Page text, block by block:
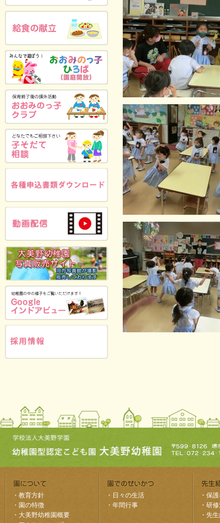
・ 教育方針
・ 園の特徴
・ 大美野幼稚園概要
・ 日々の生活
・ 年間行事
・ 保
・ 研
・ 先